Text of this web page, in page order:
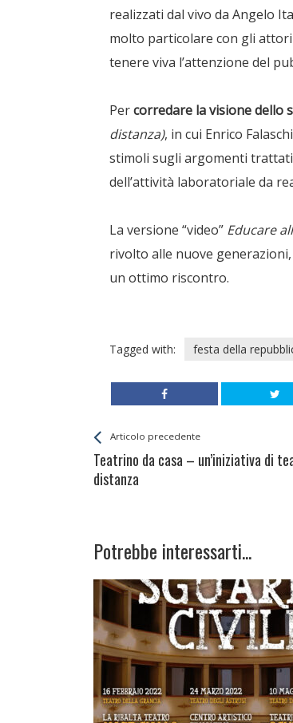
realizzati dal vivo da Angelo
molto particolare con gli
tenere viva l’attenzione del
Percorredare la visione dello
distanza), in cui Enrico
stimoli sugli argomenti
dell’attività laboratoriale da
La versione “video” Educare
rivolto alle nuove
un ottimo riscontro.
Tagged with: festa della
LeggiArticolo precedente
Teatrino da casa – un’iniziativa di
distanza
Back
All
Entries
Potrebbe interessarti...